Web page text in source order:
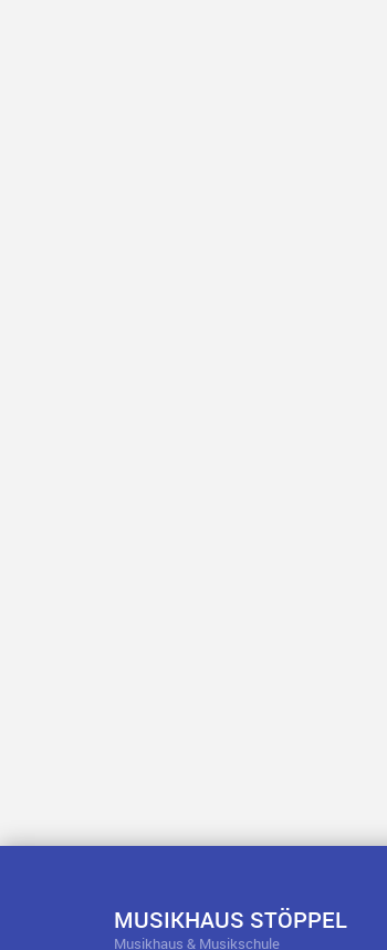
MUSIKHAUS STÖPPEL
Musikhaus & Musikschule